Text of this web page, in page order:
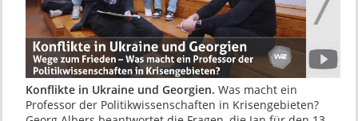
Konflikte in Ukraine und Georgien. Was macht ein
Professor der Politikwissenschaften in Kri­sengebie­ten?